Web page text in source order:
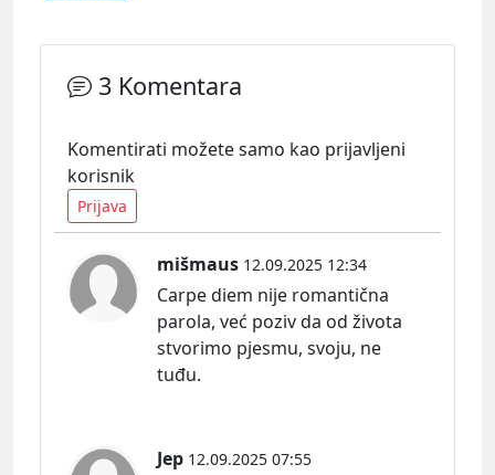
3 Komentara
Komentirati možete samo kao prijavljeni
korisnik
Prijava
mišmaus 12.09.2025 12:34
Carpe diem nije romantična
parola, već poziv da od života
stvorimo pjesmu, svoju, ne
tuđu.
Jep 12.09.2025 07:55